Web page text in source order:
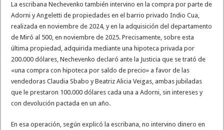
La escribana Nechevenko también intervino en la compra por parte de
Adorni y Angeletti de propiedades en el barrio privado Indio Cua,
realizada en noviembre de 2024, y en la adquisición del departamento
de Miró al 500, en noviembre de 2025. Precisamente, sobre esta
última propiedad, adquirida mediante una hipoteca privada por
200.000 dólares, Nechevenko declaró ante la Justicia que se trató de
«una compra con hipoteca por saldo de precio» a favor de las
vendedoras Claudia Sbabo y Beatriz Alicia Veigas, ambas jubiladas
que le prestaron 100.000 dólares cada una a Adorni, sin intereses y
con devolución pactada en un año.
En esa operación, según explicó la escribana, no intervino dinero en